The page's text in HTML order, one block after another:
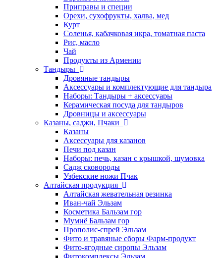
Приправы и специи
Орехи, сухофрукты, халва, мед
Курт
Соленья, кабачковая икра, томатная паста
Рис, масло
Чай
Продукты из Армении
Тандыры
Дровяные тандыры
Аксессуары и комплектующие для тандыра
Наборы: Тандыры + аксессуары
Керамическая посуда для тандыров
Дровницы и аксессуары
Казаны, саджи, Пчаки
Казаны
Аксессуары для казанов
Печи под казан
Наборы: печь, казан с крышкой, шумовка
Садж сковороды
Узбекские ножи Пчак
Алтайская продукция
Алтайская жевательная резинка
Иван-чай Эльзам
Косметика Бальзам гор
Мумиё Бальзам гор
Прополис-спрей Эльзам
Фито и травяные сборы Фарм-продукт
Фито-ягодные сиропы Эльзам
Фитокомплексы Эльзам